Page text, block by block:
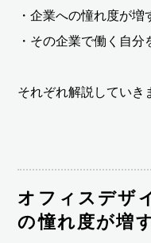
・企業への憧れ度が増
・その企業で働く自
それぞれ解説していき
オフィスデザ
の憧れ度が増